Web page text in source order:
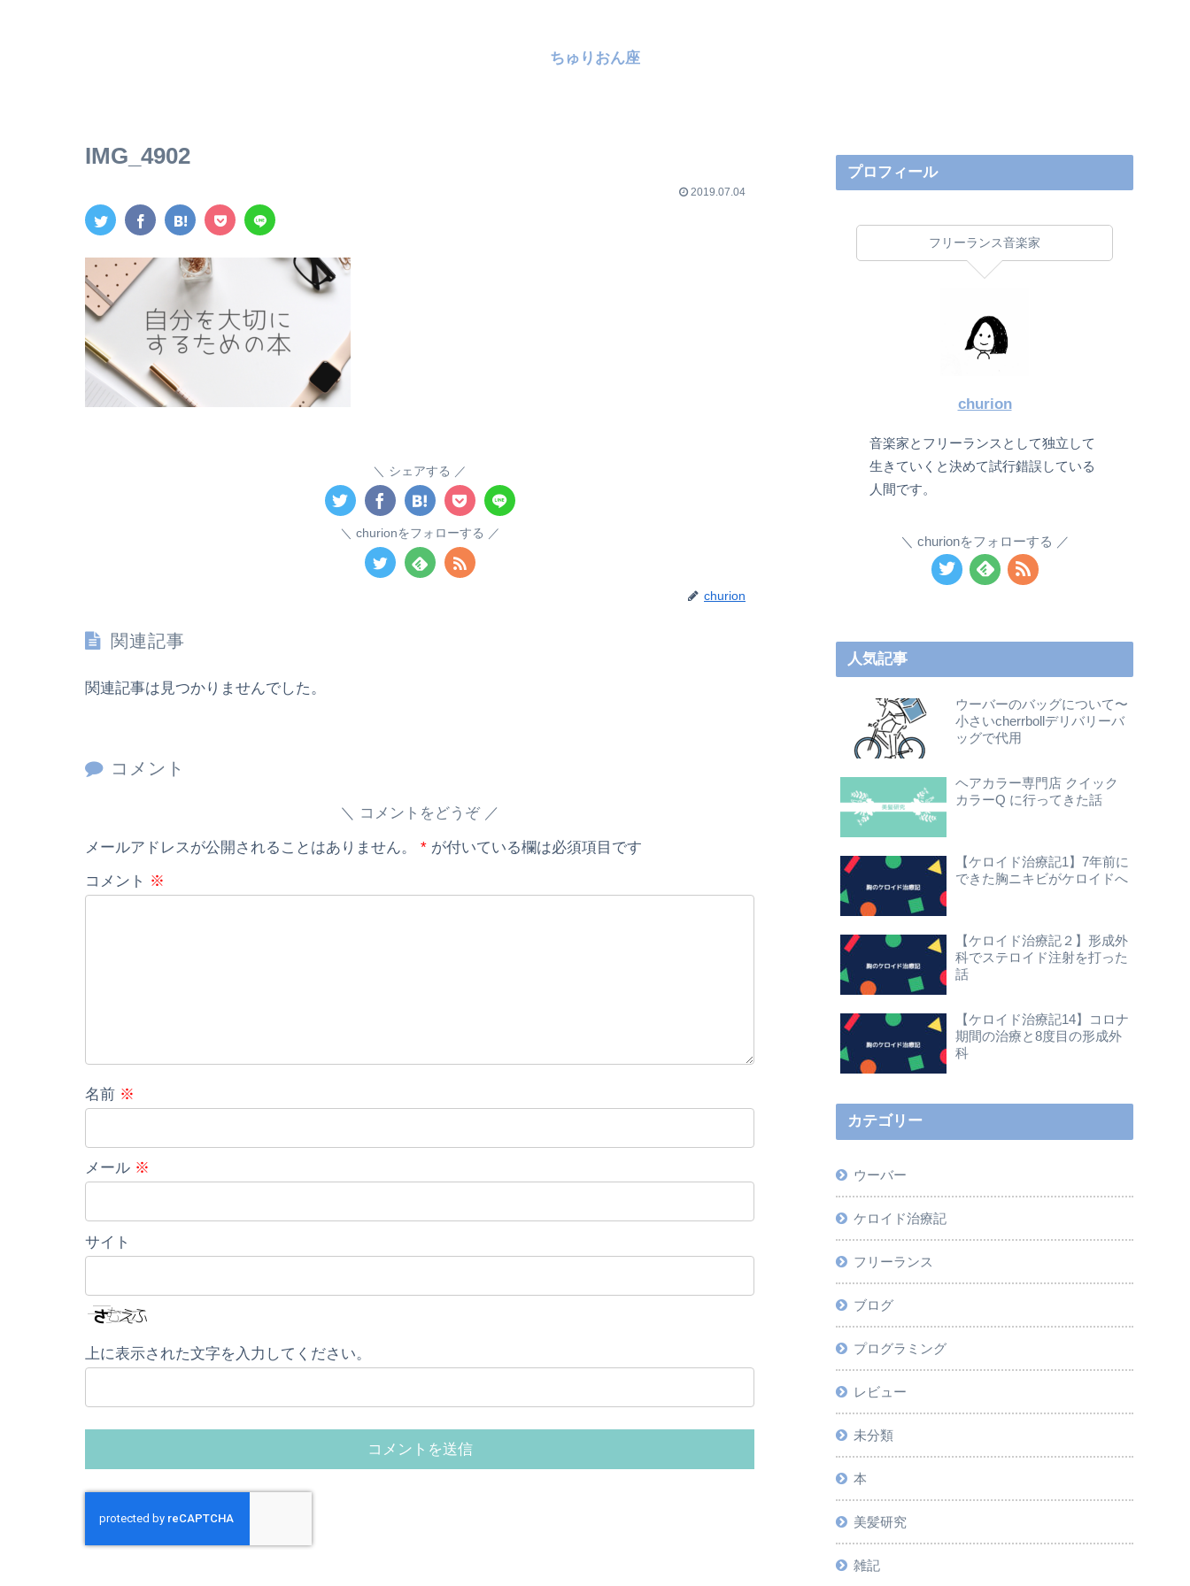
ちゅりおん座
IMG_4902
2019.07.04
シェアする
churionをフォローする
churion
関連記事
関連記事は見つかりませんでした。
コメント
コメントをどうぞ
メールアドレスが公開されることはありません。 * が付いている欄は必須項目です
コメント ※
名前 ※
メール ※
サイト
上に表示された文字を入力してください。
プロフィール
フリーランス音楽家
churion
音楽家とフリーランスとして独立して
生きていくと決めて試行錯誤している
人間です。
churionをフォローする
人気記事
ウーバーのバッグについて〜
小さいcherrbollデリバリーバ
ッグで代用
ヘアカラー専門店 クイック
カラーQ に行ってきた話
【ケロイド治療記1】7年前に
できた胸ニキビがケロイドへ
【ケロイド治療記２】形成外
科でステロイド注射を打った
話
【ケロイド治療記14】コロナ
期間の治療と8度目の形成外
科
カテゴリー
ウーバー
ケロイド治療記
フリーランス
ブログ
プログラミング
レビュー
未分類
本
美髪研究
雑記